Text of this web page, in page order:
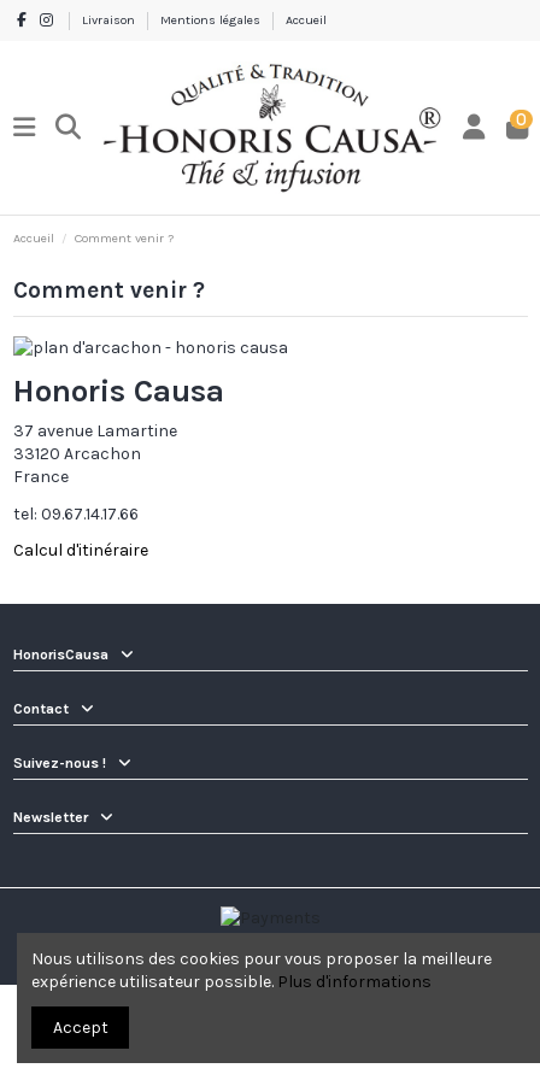
Livraison Mentions légales Accueil
0
Accueil Comment venir ?
Comment venir ?
Honoris Causa
37 avenue Lamartine
33120 Arcachon
France
tel: 09.67.14.17.66
Calcul d'itinéraire
HonorisCausa
Contact
Suivez-nous !
Newsletter
© Honoris Causa | 2022
Nous utilisons des cookies pour vous proposer la meilleure
expérience utilisateur possible. Plus d'informations
Accept